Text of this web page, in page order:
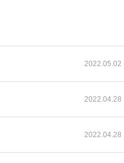
2022.05.02
2022.04.28
2022.04.28